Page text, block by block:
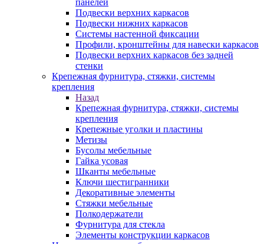
панелей
Подвески верхних каркасов
Подвески нижних каркасов
Системы настенной фиксации
Профили, кронштейны для навески каркасов
Подвески верхних каркасов без задней
стенки
Крепежная фурнитура, стяжки, системы
крепления
Назад
Крепежная фурнитура, стяжки, системы
крепления
Крепежные уголки и пластины
Метизы
Бусолы мебельные
Гайка усовая
Шканты мебельные
Ключи шестигранники
Декоративные элементы
Стяжки мебельные
Полкодержатели
Фурнитура для стекла
Элементы конструкции каркасов